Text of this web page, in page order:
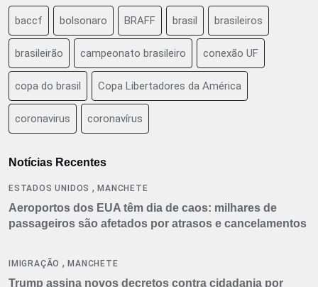
baccf bolsonaro BRAFF brasil brasileiros
brasileirão campeonato brasileiro conexão UF
copa do brasil Copa Libertadores da América
coronavirus coronavírus
Notícias Recentes
ESTADOS UNIDOS ,MANCHETE
Aeroportos dos EUA têm dia de caos: milhares de
passageiros são afetados por atrasos e cancelamentos
IMIGRAÇÃO ,MANCHETE
Trump assina novos decretos contra cidadania por